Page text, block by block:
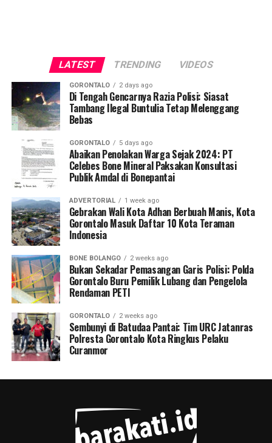
LATEST TRENDING VIDEOS
GORONTALO 2 days ago
Di Tengah Gencarnya Razia Polisi: Siasat
Tambang Ilegal Buntulia Tetap Melenggang
Bebas
GORONTALO 5 days ago
Abaikan Penolakan Warga Sejak 2024: PT
Celebes Bone Mineral Paksakan Konsultasi
Publik Amdal di Bonepantai
ADVERTORIAL 1 week ago
Gebrakan Wali Kota Adhan Berbuah Manis, Kota
Gorontalo Masuk Daftar 10 Kota Teraman
Indonesia
BONE BOLANGO 2 weeks ago
Bukan Sekadar Pemasangan Garis Polisi: Polda
Gorontalo Buru Pemilik Lubang dan Pengelola
Rendaman PETI
GORONTALO 2 weeks ago
Sembunyi di Batudaa Pantai: Tim URC Jatanras
Polresta Gorontalo Kota Ringkus Pelaku
Curanmor